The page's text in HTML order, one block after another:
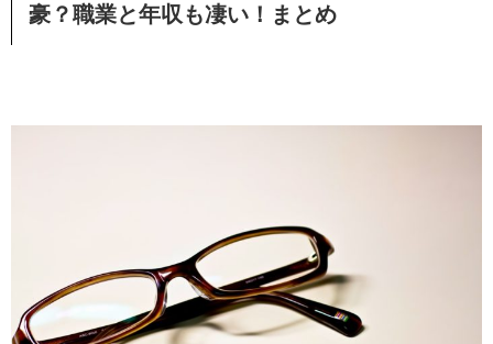
豪？職業と年収も凄い！まとめ